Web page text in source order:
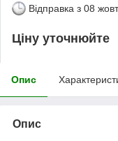
Відправка з 08
Ціну уточнюйте
Опис
Опис